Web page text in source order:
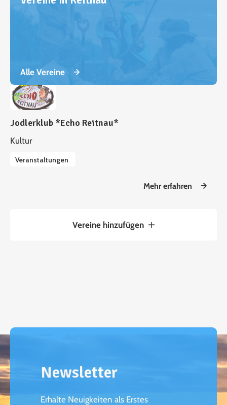
Alle Vereine
Jodlerklub *Echo Reitnau*
Kultur
Veranstaltungen
Mehr erfahren
Vereine hinzufügen
Newsletter
Erhalte Neuigkeiten als Erstes